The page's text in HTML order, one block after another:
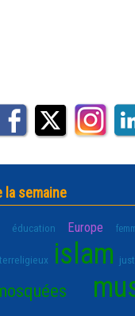
la semaine
éducation Europe
islam